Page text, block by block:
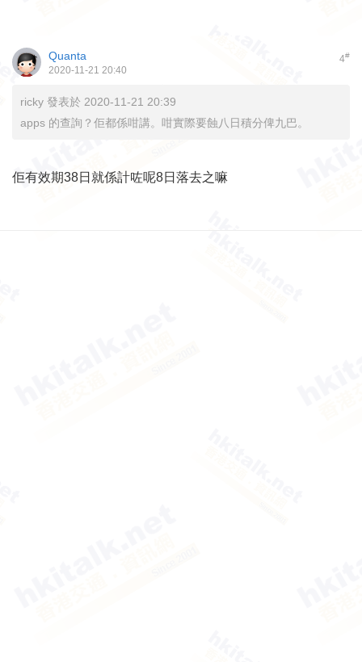
4#
Quanta
2020-11-21 20:40
ricky 發表於 2020-11-21 20:39
apps 的查詢？佢都係咁講。咁實際要蝕八日積分俾九巴。
佢有效期38日就係計咗呢8日落去之嘛